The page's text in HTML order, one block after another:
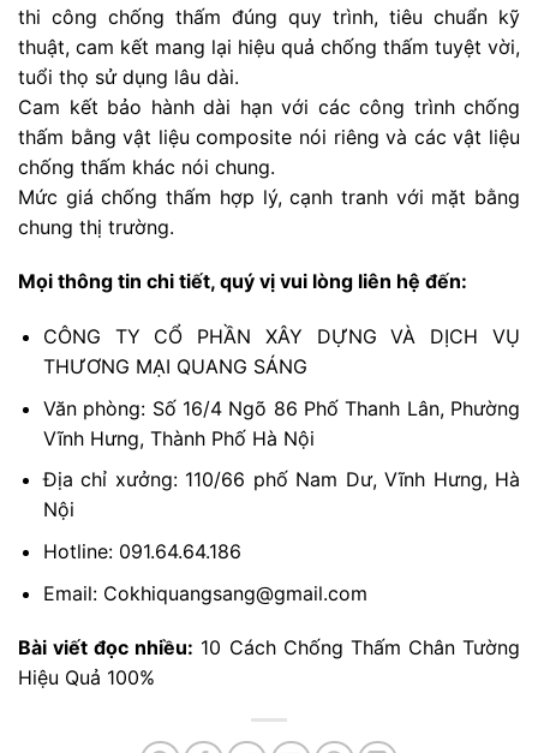
thi công chống thấm đúng quy trình, tiêu chuẩn kỹ
thuật, cam kết mang lại hiệu quả chống thấm tuyệt vời,
tuổi thọ sử dụng lâu dài.
Cam kết bảo hành dài hạn với các công trình chống
thấm bằng vật liệu composite nói riêng và các vật liệu
chống thấm khác nói chung.
Mức giá chống thấm hợp lý, cạnh tranh với mặt bằng
chung thị trường.
Mọi thông tin chi tiết, quý vị vui lòng liên hệ đến:
CÔNG TY CỔ PHẦN XÂY DỰNG VÀ DỊCH VỤ
THƯƠNG MẠI QUANG SÁNG
Văn phòng: Số 16/4 Ngõ 86 Phố Thanh Lân, Phường
Vĩnh Hưng, Thành Phố Hà Nội
Địa chỉ xưởng: 110/66 phố Nam Dư, Vĩnh Hưng, Hà
Nội
Hotline: 091.64.64.186
Email: Cokhiquangsang@gmail.com
Bài viết đọc nhiều: 10 Cách Chống Thấm Chân Tường
Hiệu Quả 100%